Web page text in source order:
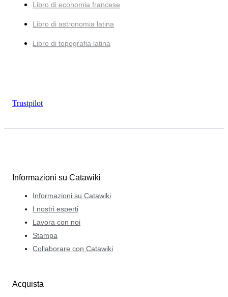
Libro di economia francese
Libro di astronomia latina
Libro di topografia latina
Trustpilot
Informazioni su Catawiki
Informazioni su Catawiki
I nostri esperti
Lavora con noi
Stampa
Collaborare con Catawiki
Acquista